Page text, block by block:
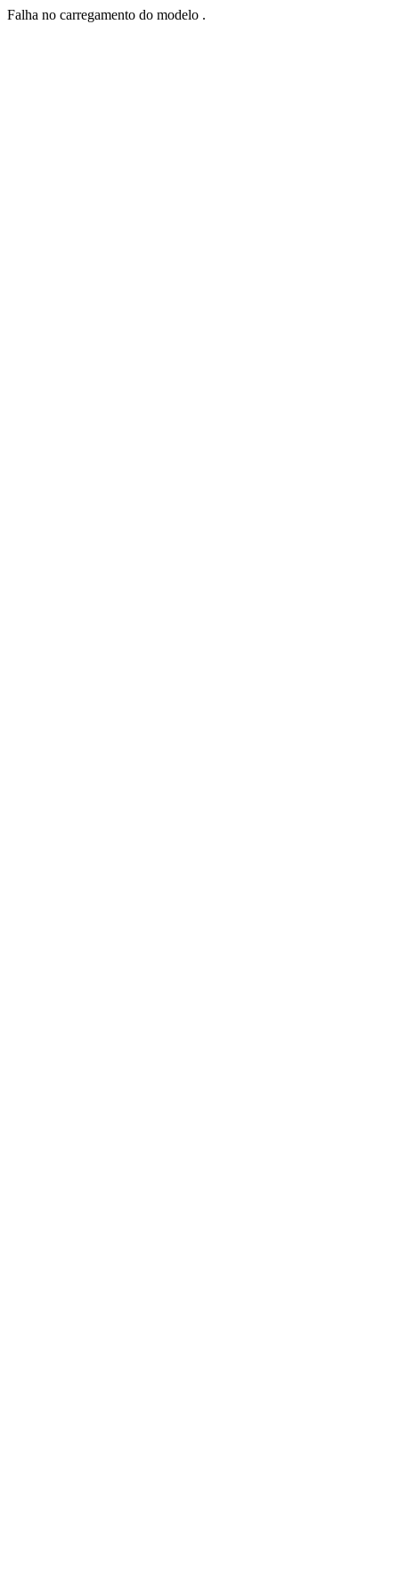
Falha no carregamento do modelo .